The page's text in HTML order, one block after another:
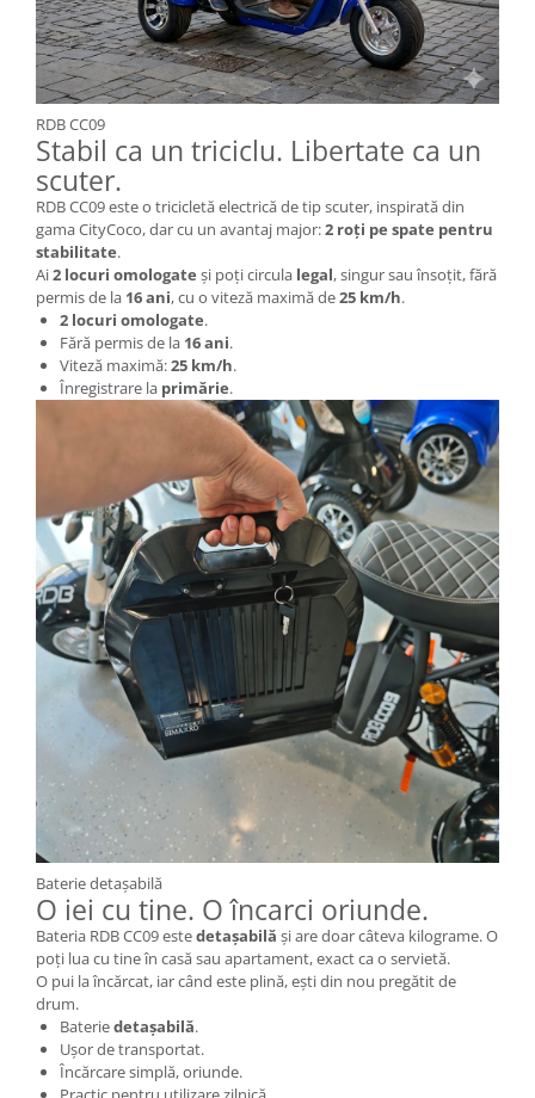
KuKirin G2
KuKirin G2 MASTER
Kukirin G2 MAX
KuKirin G2 PRO
KuKirin G3 PRO
Kukirin G4 (2025)
KuKirin S1 PRO
Kugoo S1
Kugoo G2 Pro
Piese Xiaomi
Scooter 3 (Mi3)
Scooter 3 Lite (Mi3 Lite)
Scooter 4 PRO (Mi4 PRO)
Piese Xiaomi Scooter 5
Piese Xiaomi Scooter Elite
Piese Xiaomi Scooter 5 PLUS
Piese Xiaomi Scooter 5 PRO
Piese Xiaomi Scooter 5 MAX
Piese Xiaomi Scooter 6 PRO
Piese Xiaomi Scooter 6 MAX
Piese Xiaomi Scooter 6
Scooter 4 Lite
Accesorii Trotinete
Piese Segway/Ninebot
ES1, ES2, ES3
Ninebot Segway ZT3 PRO
Piese de Schimb
Senzori Pedelec
Becuri
Piese Hoverboard
Piese masinute electrice copii
RDB CC09
Stabil ca un triciclu. Libertate ca un
scuter.
RDB CC09 este o tricicletă electrică de tip scuter, inspirată din
gama CityCoco, dar cu un avantaj major:2 roți pe spate pentru
stabilitate.
Ai2 locuri omologate și poți circula legal, singur sau însoțit, fără
permis de la 16 ani, cu o viteză maximă de25 km/h.
2 locuri omologate.
Fără permis de la 16 ani.
Viteză maximă:25 km/h.
Înregistrare la primărie.
Baterie detașabilă
O iei cu tine. O încarci oriunde.
Bateria RDB CC09 estedetașabilă și are doar câteva kilograme. O
poți lua cu tine în casă sau apartament, exact ca o servietă.
O pui la încărcat, iar când este plină, ești din nou pregătit de
drum.
Bateriedetașabilă.
Ușor de transportat.
Încărcare simplă, oriunde.